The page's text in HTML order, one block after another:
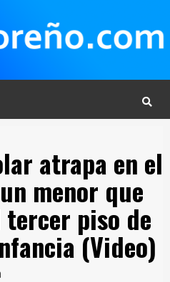
atrapa en el
menor que
piso de
(Video)